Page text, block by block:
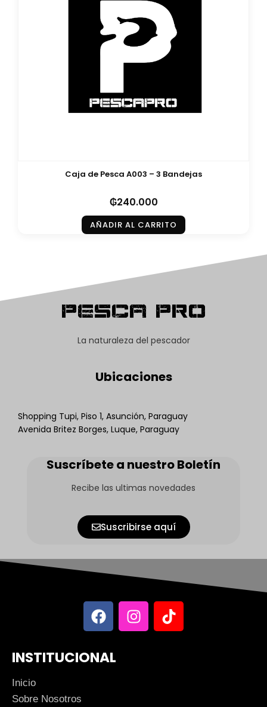
Caja de Pesca A003 – 3 Bandejas
₲240.000
AÑADIR AL CARRITO
Pesca Pro
La naturaleza del pescador
Ubicaciones
Shopping Tupi, Piso 1, Asunción, Paraguay
Avenida Britez Borges, Luque, Paraguay
Suscríbete a nuestro Boletín
Recibe las ultimas novedades
Suscribirse aquí
INSTITUCIONAL
Inicio
Sobre Nosotros